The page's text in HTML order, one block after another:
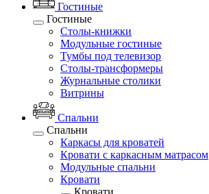
Гостиные
Гостиные
Столы-книжки
Модульные гостиные
Тумбы под телевизор
Столы-трансформеры
Журнальные столики
Витрины
Спальни
Спальни
Каркасы для кроватей
Кровати с каркасным матрасом
Модульные спальни
Кровати
Кровати